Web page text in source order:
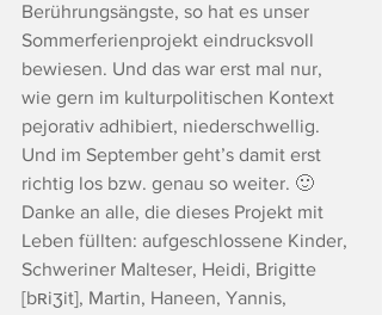
Berührungsängste, so hat es unser
Sommerferienprojekt eindrucksvoll
bewiesen. Und das war erst mal nur,
wie gern im kulturpolitischen Kontext
pejorativ adhibiert, niederschwellig.
Und im September geht’s damit erst
richtig los bzw. genau so weiter. 🙂
Danke an alle, die dieses Projekt mit
Leben füllten: aufgeschlossene Kinder,
Schweriner Malteser, Heidi, Brigitte
[bʀiʒit], Martin, Haneen, Yannis,